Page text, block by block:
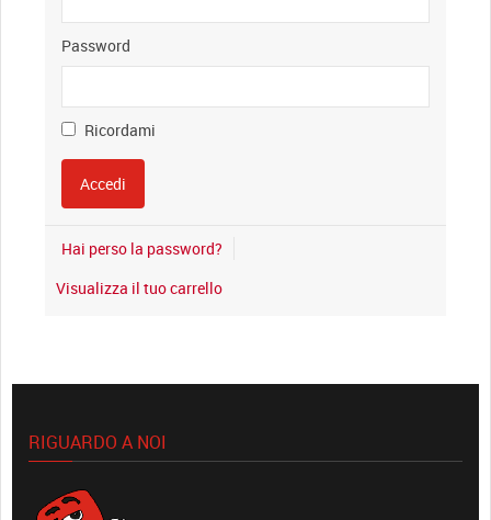
Password
Ricordami
Hai perso la password?
Visualizza il tuo carrello
RIGUARDO A NOI